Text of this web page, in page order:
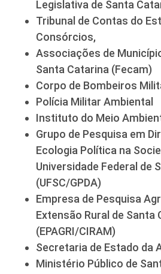
Legislativa de Santa
Tribunal de Contas do
Consórcios,
Associações de
Santa Catarina (Fecam)
Corpo de Bombeiros
Polícia Militar Ambiental
Instituto do Meio
Grupo de Pesquisa em
Ecologia Política na
Universidade Federal de
(UFSC/GPDA)
Empresa de Pesquisa
Extensão Rural de Santa
(EPAGRI/CIRAM)
Secretaria de Estado da
Ministério Público de